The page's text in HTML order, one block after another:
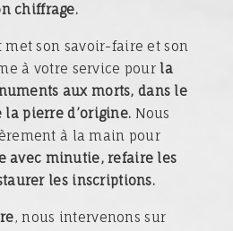
chiffrage.
met son savoir-faire et son
à votre service pour la
aux morts, dans le
la pierre d’origine. Nous
à la main pour
avec minutie, refaire les
les inscriptions.
, nous intervenons sur